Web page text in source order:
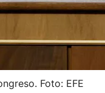
Foto: EFE